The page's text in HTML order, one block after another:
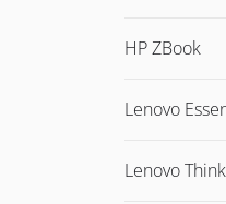
HP ZBook
Lenovo
Lenovo